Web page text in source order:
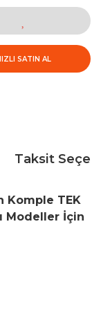
SATIN AL
Taksit
Komple TEK
Modeller İçin